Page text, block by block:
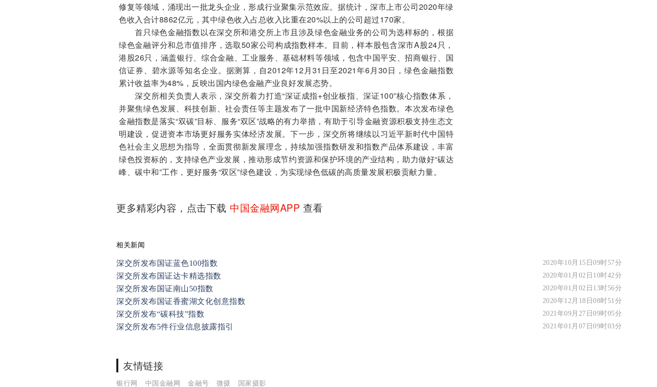
修复等领域，涌现出一批龙头企业，形成行业聚集示范效应。据统计，深市上市公司2020年绿
色收入合计8862亿元，其中绿色收入占总收入比重在20%以上的公司超过170家。
首只绿色金融指数以在深交所和港交所上市且涉及绿色金融业务的公司为选样标的，根据
绿色金融评分和总市值排序，选取50家公司构成指数样本。目前，样本股包含深市A股24只，
港股26只，涵盖银行、综合金融、工业服务、基础材料等领域，包含中国平安、招商银行、国
信证券、碧水源等知名企业。据测算，自2012年12月31日至2021年6月30日，绿色金融指数
累计收益率为48%，反映出国内绿色金融产业良好发展态势。
深交所相关负责人表示，深交所着力打造“深证成指+创业板指、深证100”核心指数体系，
并聚焦绿色发展、科技创新、社会责任等主题发布了一批中国新经济特色指数。本次发布绿色
金融指数是落实“双碳”目标、服务“双区”战略的有力举措，有助于引导金融资源积极支持生态文
明建设，促进资本市场更好服务实体经济发展。下一步，深交所将继续以习近平新时代中国特
色社会主义思想为指导，全面贯彻新发展理念，持续加强指数研发和指数产品体系建设，丰富
绿色投资标的，支持绿色产业发展，推动形成节约资源和保护环境的产业结构，助力做好“碳达
峰、碳中和”工作，更好服务“双区”绿色建设，为实现绿色低碳的高质量发展积极贡献力量。
更多精彩内容，点击下载 中国金融网APP 查看
相关新闻
深交所发布国证蓝色100指数 2020年10月15日09时57分
深交所发布国证达卡精选指数 2020年01月02日10时42分
深交所发布国证南山50指数 2020年01月02日13时56分
深交所发布国证香蜜湖文化创意指数 2020年12月18日08时51分
深交所发布“碳科技”指数 2021年09月27日09时05分
深交所发布5件行业信息披露指引 2021年01月07日09时03分
友情链接
银行网 中国金融网 金融号 微摄 国家摄影